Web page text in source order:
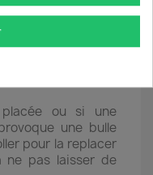
ou si une
une bulle
pour la replacer
ne pas laisser de